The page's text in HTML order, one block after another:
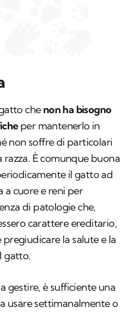
che non ha bisogno
per mantenerlo in
non soffre di particolari
È comunque buona
il gatto ad
a cuore e reni per
di patologie che,
carattere ereditario,
la salute e la
gatto.
gestire, è sufficiente una
usare settimanalmente o